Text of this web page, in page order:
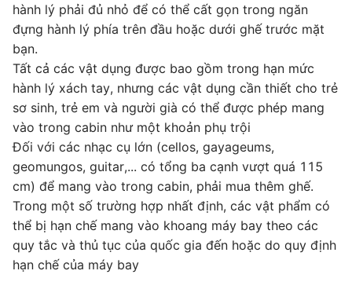
hành lý phải đủ nhỏ để có thể cất gọn trong ngăn
đựng hành lý phía trên đầu hoặc dưới ghế trước mặt
bạn.
Tất cả các vật dụng được bao gồm trong hạn mức
hành lý xách tay, nhưng các vật dụng cần thiết cho trẻ
sơ sinh, trẻ em và người già có thể được phép mang
vào trong cabin như một khoản phụ trội
Đối với các nhạc cụ lớn (cellos, gayageums,
geomungos, guitar,... có tổng ba cạnh vượt quá 115
cm) để mang vào trong cabin, phải mua thêm ghế.
Trong một số trường hợp nhất định, các vật phẩm có
thể bị hạn chế mang vào khoang máy bay theo các
quy tắc và thủ tục của quốc gia đến hoặc do quy định
hạn chế của máy bay